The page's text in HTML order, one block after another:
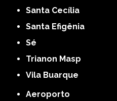
Santa Cecília
Santa Efigênia
Sé
Trianon Masp
Vila Buarque
Aeroporto